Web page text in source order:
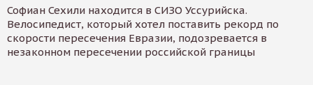
Софиан Сехили находится в СИЗО Уссурийска.
Велосипедист, который хотел поставить рекорд по
скорости пересечения Евразии, подозревается в
незаконном пересечении российской границы